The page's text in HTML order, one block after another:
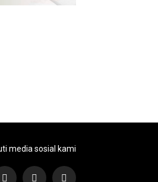
media sosial kami